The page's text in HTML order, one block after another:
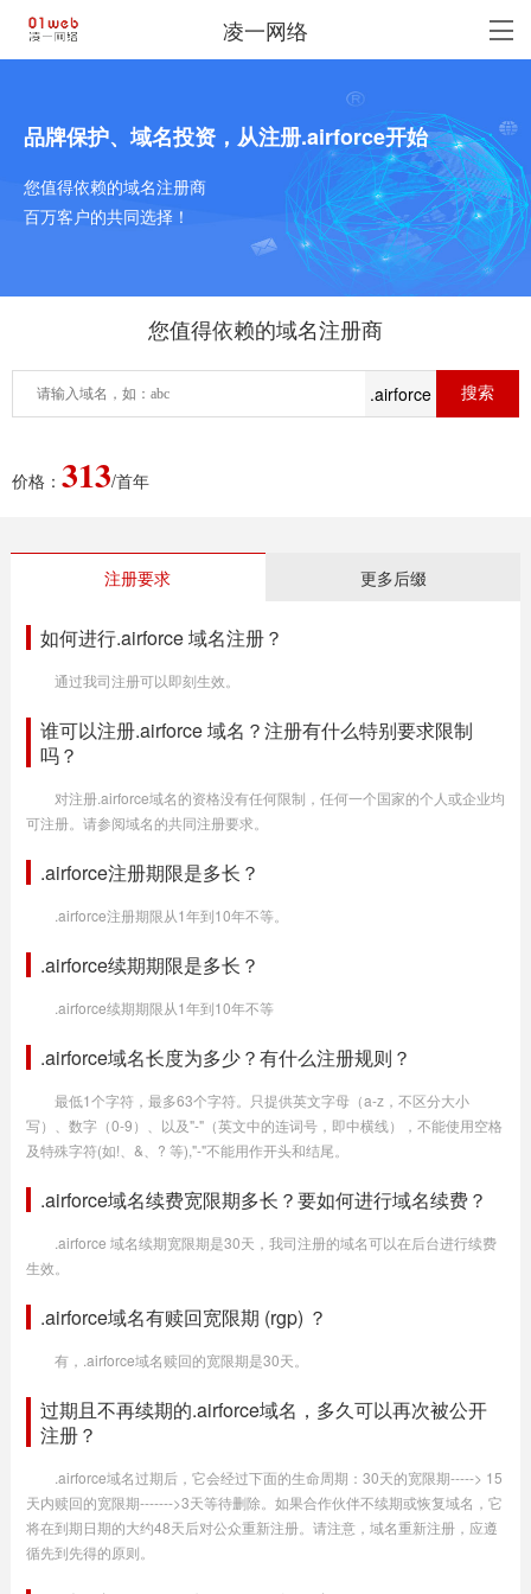
凌一网络
品牌保护、域名投资，从注册.airforce开始
您值得依赖的域名注册商
百万客户的共同选择！
您值得依赖的域名注册商
.airforce
价格： 313/首年
注册要求 更多后缀
如何进行.airforce 域名注册？
通过我司注册可以即刻生效。
谁可以注册.airforce 域名？注册有什么特别要求限制
吗？
对注册.airforce域名的资格没有任何限制，任何一个国家的个人或企业均
可注册。请参阅域名的共同注册要求。
.airforce注册期限是多长？
.airforce注册期限从1年到10年不等。
.airforce续期期限是多长？
.airforce续期期限从1年到10年不等
.airforce域名长度为多少？有什么注册规则？
最低1个字符，最多63个字符。只提供英文字母（a-z，不区分大小
写）、数字（0-9）、以及"-"（英文中的连词号，即中横线），不能使用空格
及特殊字符(如!、&、? 等),"-"不能用作开头和结尾。
.airforce域名续费宽限期多长？要如何进行域名续费？
.airforce 域名续期宽限期是30天，我司注册的域名可以在后台进行续费
生效。
.airforce域名有赎回宽限期 (rgp) ？
有，.airforce域名赎回的宽限期是30天。
过期且不再续期的.airforce域名，多久可以再次被公开
注册？
.airforce域名过期后，它会经过下面的生命周期：30天的宽限期-----> 15
天内赎回的宽限期------->3天等待删除。如果合作伙伴不续期或恢复域名，它
将在到期日期的大约48天后对公众重新注册。请注意，域名重新注册，应遵
循先到先得的原则。